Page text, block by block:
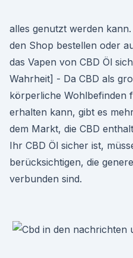
alles genutzt werden
den Shop bestellen oder
das Vapen von CBD Öl
Wahrheit] - Da CBD als
körperliche Wohlbefinden
erhalten kann, gibt es
dem Markt, die CBD
Ihr CBD Öl sicher ist,
berücksichtigen, die
verbunden sind.